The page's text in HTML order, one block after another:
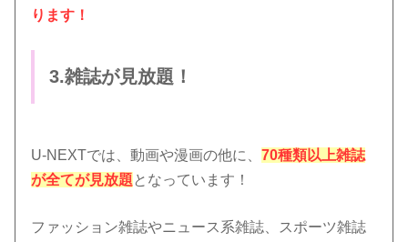
ります！
3.雑誌が見放題！
U-NEXTでは、動画や漫画の他に、70種類以上雑誌
が全てが見放題 となっています！
ファッション雑誌やニュース系雑誌、スポーツ雑誌